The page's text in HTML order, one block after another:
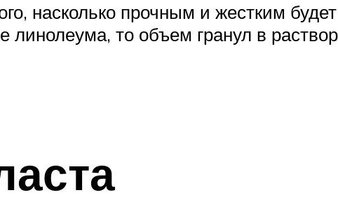
насколько прочным и жестким
линолеума, то объем гранул в